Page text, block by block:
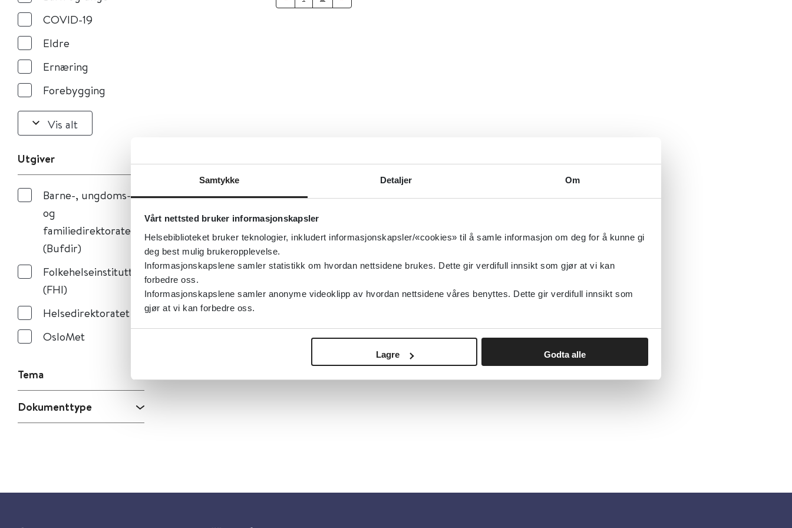
Samtykke Detaljer Om
Vårt nettsted bruker informasjonskapsler
Helsebiblioteket bruker teknologier, inkludert informasjonskapsler/«cookies» til å samle informasjon om deg for å kunne gi
deg best mulig brukeropplevelse.
Informasjonskapslene samler statistikk om hvordan nettsidene brukes. Dette gir verdifull innsikt som gjør at vi kan
forbedre oss.
Informasjonskapslene samler anonyme videoklipp av hvordan nettsidene våres benyttes. Dette gir verdifull innsikt som
gjør at vi kan forbedre oss.
Lagre Godta alle
COVID-19
Eldre
Ernæring
Forebygging
Vis alt
Utgiver
Barne-, ungdoms-
og
familiedirektoratet
(Bufdir)
Folkehelseinstituttet
(FHI)
Helsedirektoratet
OsloMet
Tema
Dokumenttype